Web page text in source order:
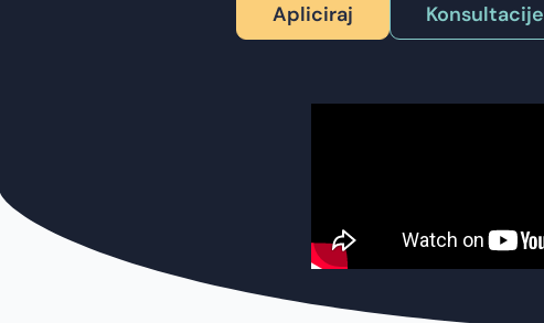
Apliciraj Konsultacije